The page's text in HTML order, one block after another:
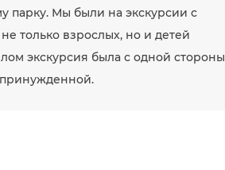
парку. Мы были на экскурсии с
только взрослых, но и детей
экскурсия была с одной стороны